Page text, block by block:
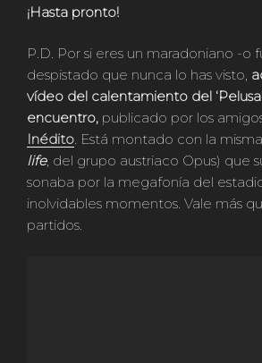
¡Hasta pronto!
P.D. Por si eres un maradoniano -o
despistado que nunca lo has visto,
vídeo del calentamiento del
encuentro, publicado por los
Inédito. Está montado con la
life, del grupo austriaco Opus) que
sonaba por la megafonía del
inolvidables momentos. Vale más
partidos.